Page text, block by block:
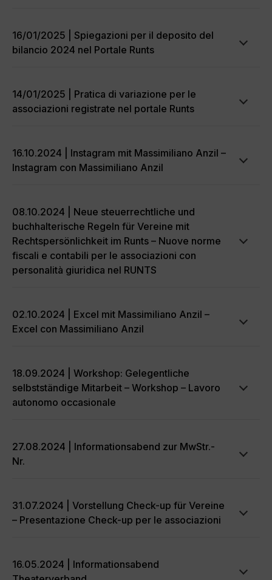
16/01/2025 | Spiegazioni per il deposito del
bilancio 2024 nel Portale Runts
14/01/2025 | Pratica di variazione per le
associazioni registrate nel portale Runts
16.10.2024 | Instagram mit Massimiliano Anzil –
Instagram con Massimiliano Anzil
08.10.2024 | Neue steuerrechtliche und
buchhalterische Regeln für Vereine mit
Rechtspersönlichkeit im Runts – Nuove norme
fiscali e contabili per le associazioni con
personalità giuridica nel RUNTS
02.10.2024 | Excel mit Massimiliano Anzil –
Excel con Massimiliano Anzil
18.09.2024 | Workshop: Gelegentliche
selbstständige Mitarbeit – Workshop – Lavoro
autonomo occasionale
27.08.2024 | Informationsabend zur MwStr.-
Nr.
31.07.2024 | Vorstellung Check-up für Vereine
– Presentazione Check-up per le associazioni
16.05.2024 | Informationsabend